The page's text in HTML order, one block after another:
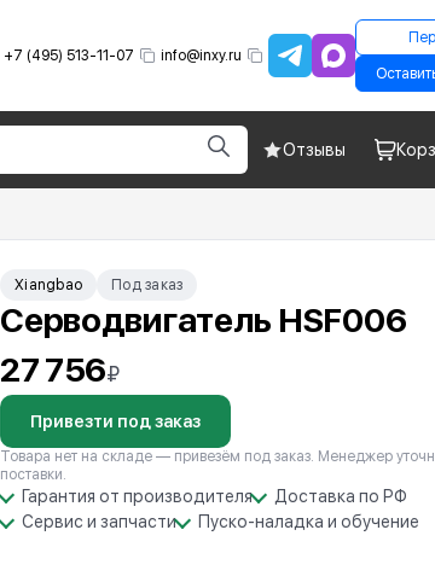
+7 (495) 513-11-07 info@inxy.ru
Отзывы
Xiangbao Под заказ
Серводвигатель HSF006
27 756₽
Привезти под заказ
Товара нет на складе — привезём под заказ. Менеджер
поставки.
Гарантия от производителя
Доставка по РФ
Сервис и запчасти
Пуско-наладка и обучение